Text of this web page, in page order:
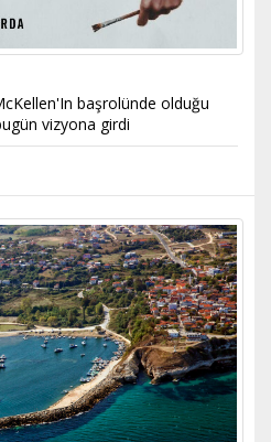
başrolünde olduğu
vizyona girdi